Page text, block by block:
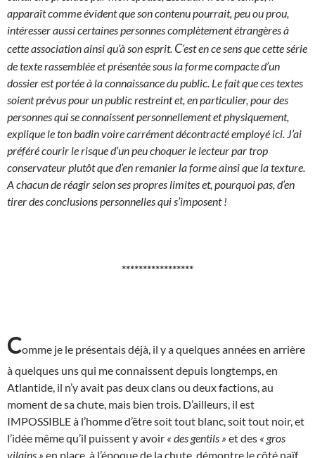
apparaît comme évident que son contenu pourrait, peu ou prou,
intéresser aussi certaines personnes complètement étrangères à
cette association ainsi qu’à son esprit. C‘est en ce sens que cette série
de texte rassemblée et présentée sous la forme compacte d’un
dossier est portée à la connaissance du public. Le fait que ces textes
soient prévus pour un public restreint et, en particulier, pour des
personnes qui se connaissent personnellement et physiquement,
explique le ton badin voire carrément décontracté employé ici. J’ai
préféré courir le risque d’un peu choquer le lecteur par trop
conservateur plutôt que d’en remanier la forme ainsi que la texture.
A chacun de réagir selon ses propres limites et, pourquoi pas, d’en
tirer des conclusions personnelles qui s’imposent !
*****************
Comme je le présentais déjà, il y a quelques années en arrière
à quelques uns qui me connaissent depuis longtemps, en
Atlantide, il n’y avait pas deux clans ou deux factions, au
moment de sa chute, mais bien trois. D’ailleurs, il est
IMPOSSIBLE à l’homme d’être soit tout blanc, soit tout noir, et
l’idée même qu’il puissent y avoir « des gentils » et des « gros
vilains » en place, à l’époque de la chute, démontre le côté naïf